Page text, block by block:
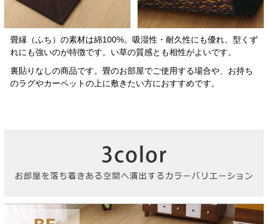
畳縁（ふち）の素材は綿100%。吸湿性・耐久性にも優れ、型くず
れにも強いのが特徴です。い草の質感とも相性がよいです。
裏貼りなしの商品です。畳のお部屋でご使用する場合や、お持ち
のラグやカーペットの上に敷きたい方におすすめです。